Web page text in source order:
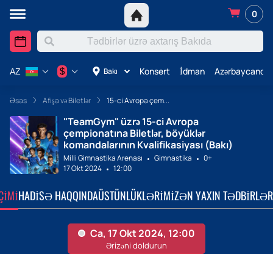
0
Bakı Konsert İdman Azərbaycanda
AZ $
Əsas Afişa və Biletlər 15-ci Avropa çem...
"TeamGym" üzrə 15-ci Avropa
çempionatına Biletlər, böyüklər
komandalarının Kvalifikasiyası (Bakı)
Milli Gimnastika Arenası Gimnastika
0+
17 Okt 2024
12:00
HADISƏ HAQQINDAÜSTÜNLÜKLƏRIMIZƏN YAXIN TƏDBIRLƏR